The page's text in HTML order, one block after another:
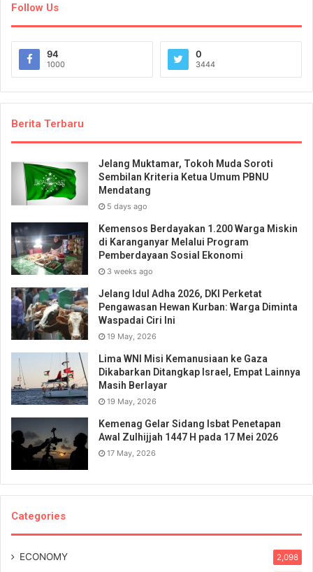
Follow Us
94
1000
0
3444
Berita Terbaru
Jelang Muktamar, Tokoh Muda Soroti
Sembilan Kriteria Ketua Umum PBNU
Mendatang
5 days ago
Kemensos Berdayakan 1.200 Warga Miskin
di Karanganyar Melalui Program
Pemberdayaan Sosial Ekonomi
3 weeks ago
Jelang Idul Adha 2026, DKI Perketat
Pengawasan Hewan Kurban: Warga Diminta
Waspadai Ciri Ini
19 May, 2026
Lima WNI Misi Kemanusiaan ke Gaza
Dikabarkan Ditangkap Israel, Empat Lainnya
Masih Berlayar
19 May, 2026
Kemenag Gelar Sidang Isbat Penetapan
Awal Zulhijjah 1447 H pada 17 Mei 2026
17 May, 2026
Categories
ECONOMY 2,098